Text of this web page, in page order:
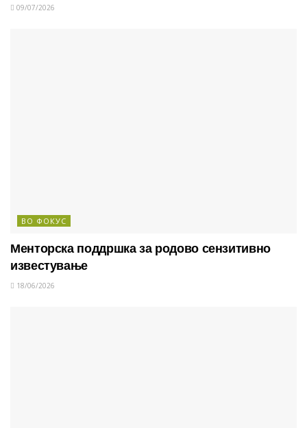
09/07/2026
ВО ФОКУС
Менторска поддршка за родово сензитивно
известување
18/06/2026